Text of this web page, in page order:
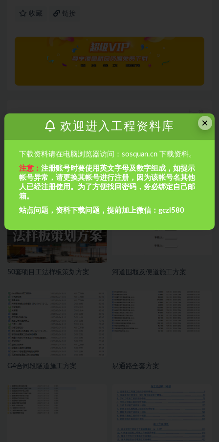
收藏 链接
上一篇
081.集散大厅首层架空板施工方案
下一篇
083.季节性施工方案
相关文章
50套项目工法样板策划方案 河道围堰及便道施工方案
G4合同段隧道施工方案 易通路全套方案
×
欢迎进入工程资料库
下载资料请在电脑浏览器访问：sosquan.cn 下载资料。
注意：注册账号时要使用英文字母及数字组成，如提示
帐号异常，请更换其帐号进行注册，因为该帐号名其他
人已经注册使用。为了方便找回密码，务必绑定自己邮
箱。
站点问题，资料下载问题，提前加上微信：gczl580